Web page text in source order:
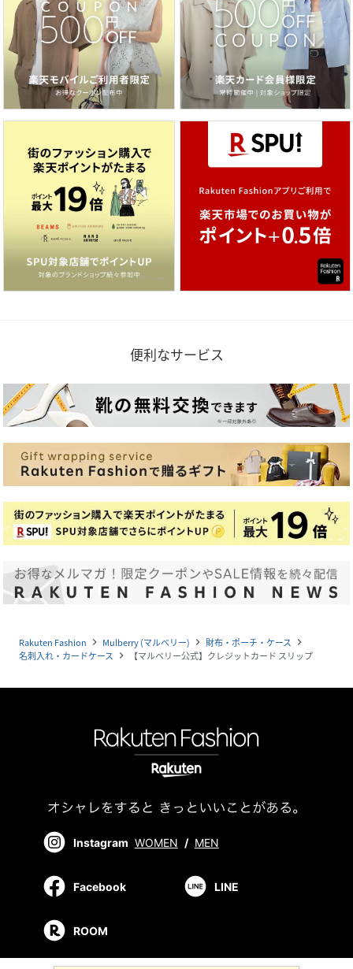
便利なサービス
Rakuten Fashion navigate_next Mulberry (マルベリー) navigate_next 財布・ポーチ・ケース navigate_next
名刺入れ・カードケース navigate_next 【マルベリー公式】クレジットカード スリップ
Instagram WOMEN / MEN
Facebook LINE
ROOM